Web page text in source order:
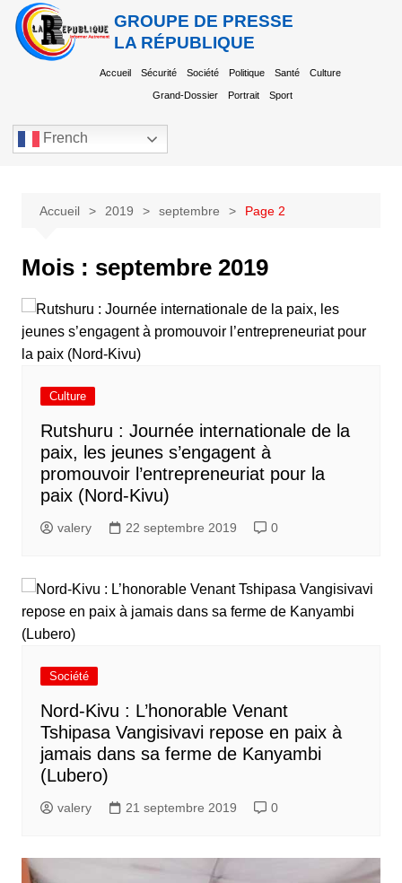
GROUPE DE PRESSE
LA RÉPUBLIQUE
Accueil Sécurité Société Politique Santé Culture
Grand-Dossier Portrait Sport
French
Accueil 2019 septembre Page 2
Mois : septembre 2019
Culture
Rutshuru : Journée internationale de la
paix, les jeunes s’engagent à
promouvoir l’entrepreneuriat pour la
paix (Nord-Kivu)
valery 22 septembre 2019 0
Société
Nord-Kivu : L’honorable Venant
Tshipasa Vangisivavi repose en paix à
jamais dans sa ferme de Kanyambi
(Lubero)
valery 21 septembre 2019 0